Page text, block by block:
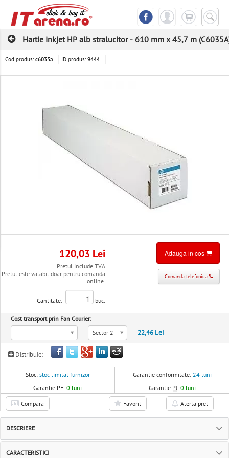
Hartie inkjet HP alb stralucitor - 610 mm x 45,7 m
Cod produs:c6035a ID produs:9444
120,03 Lei
Pretul include TVA
Pretul este valabil doar pentru comanda
online.
Cantitate: buc.
Adauga in cos
Comanda telefonica
Cost transport prin Fan Courier:
Sector 2
22,46 Lei
Distribuie:
Stoc: stoc limitat furnizor Garantie conformitate: 24 luni
Garantie PF:0 luni Garantie PJ: 0 luni
Compara Favorit Alerta pret
DESCRIERE
CARACTERISTICI